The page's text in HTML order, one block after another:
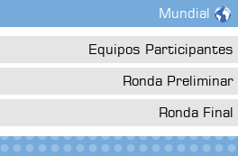
Mundial
Equipos Participantes
Ronda Preliminar
Ronda Final